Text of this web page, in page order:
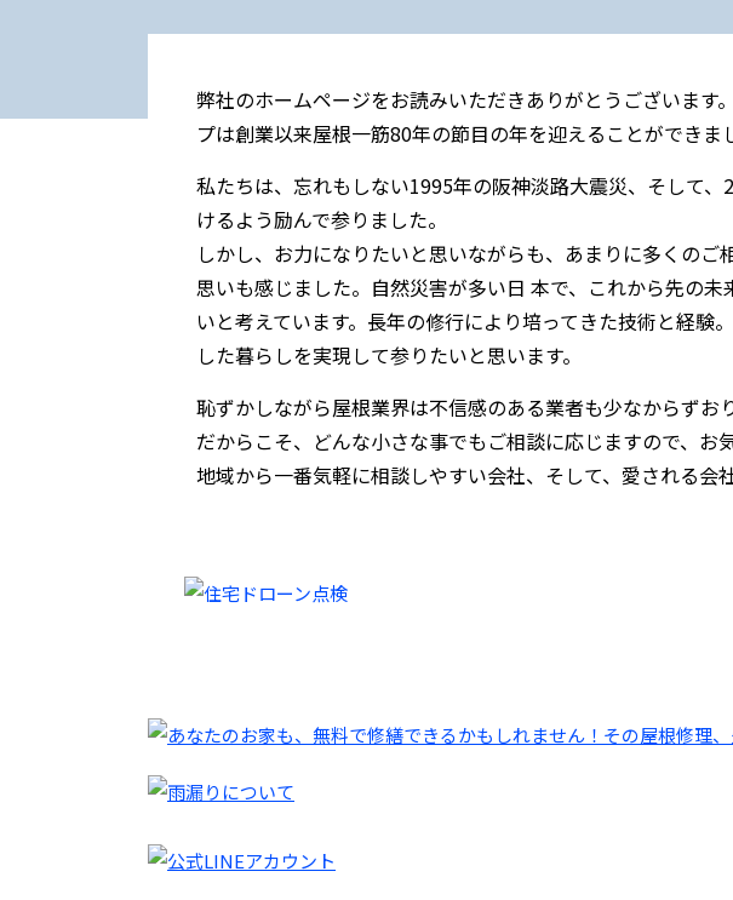
弊社のホームページをお読みいただきありがとうございま
プは創業以来屋根一筋80年の節目の年を迎えることができま
私たちは、忘れもしない1995年の阪神淡路大震災、そして
けるよう励んで参りました。
しかし、お力になりたいと思いながらも、あまりに多くの
思いも感じました。自然災害が多い日 本で、これから先の
いと考えています。長年の修行により培ってきた技術と経
した暮らしを実現して参りたいと思います。
恥ずかしながら屋根業界は不信感のある業者も少なからずお
だからこそ、どんな小さな事でもご相談に応じますので、お
地域から一番気軽に相談しやすい会社、そして、愛される会